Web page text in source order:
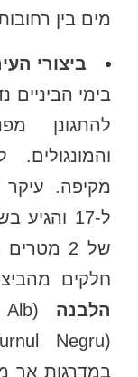
מים בין
ביצורי
בימי
להתגונן
חלקים
הלבנה(Turnul Alb)
במדרגות אך